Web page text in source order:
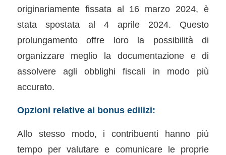
originariamente fissata al 16 marzo 2024, è
stata spostata al 4 aprile 2024. Questo
prolungamento offre loro la possibilità di
organizzare meglio la documentazione e di
assolvere agli obblighi fiscali in modo più
accurato.
Opzioni relative ai bonus edilizi:
Allo stesso modo, i contribuenti hanno più
tempo per valutare e comunicare le proprie